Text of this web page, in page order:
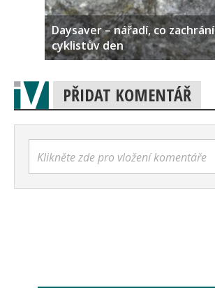
Daysaver – nářadí, co zachrání
cyklistův den
PŘIDAT KOMENTÁŘ
Klikněte zde pro vložení komentáře